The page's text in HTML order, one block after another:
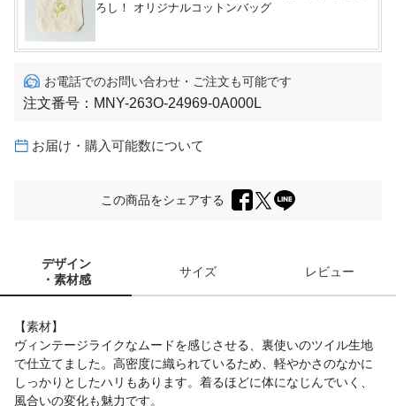
ろし！ オリジナルコットンバッグ
お電話でのお問い合わせ・ご注文も可能です
注文番号： MNY-263O-24969-0A000L
お届け・購入可能数について
この商品をシェアする
デザイン
・素材感
サイズ レビュー
【素材】
ヴィンテージライクなムードを感じさせる、裏使いのツイル生地
で仕立てました。高密度に織られているため、軽やかさのなかに
しっかりとしたハリもあります。着るほどに体になじんでいく、
風合いの変化も魅力です。